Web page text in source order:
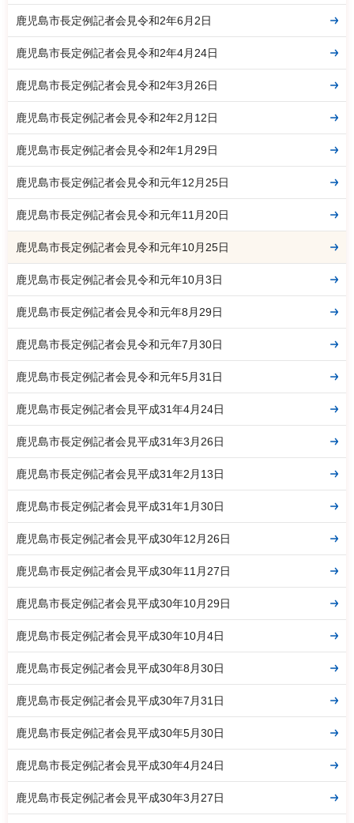
鹿児島市長定例記者会見令和2年6月2日
鹿児島市長定例記者会見令和2年4月24日
鹿児島市長定例記者会見令和2年3月26日
鹿児島市長定例記者会見令和2年2月12日
鹿児島市長定例記者会見令和2年1月29日
鹿児島市長定例記者会見令和元年12月25日
鹿児島市長定例記者会見令和元年11月20日
鹿児島市長定例記者会見令和元年10月25日
鹿児島市長定例記者会見令和元年10月3日
鹿児島市長定例記者会見令和元年8月29日
鹿児島市長定例記者会見令和元年7月30日
鹿児島市長定例記者会見令和元年5月31日
鹿児島市長定例記者会見平成31年4月24日
鹿児島市長定例記者会見平成31年3月26日
鹿児島市長定例記者会見平成31年2月13日
鹿児島市長定例記者会見平成31年1月30日
鹿児島市長定例記者会見平成30年12月26日
鹿児島市長定例記者会見平成30年11月27日
鹿児島市長定例記者会見平成30年10月29日
鹿児島市長定例記者会見平成30年10月4日
鹿児島市長定例記者会見平成30年8月30日
鹿児島市長定例記者会見平成30年7月31日
鹿児島市長定例記者会見平成30年5月30日
鹿児島市長定例記者会見平成30年4月24日
鹿児島市長定例記者会見平成30年3月27日